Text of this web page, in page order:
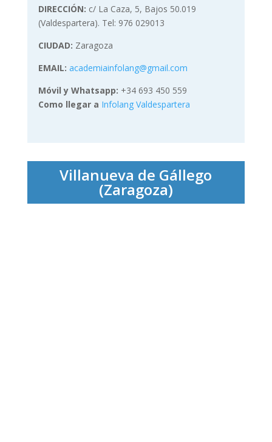
DIRECCIÓN: c/ La Caza, 5, Bajos 50.019
(Valdespartera). Tel: 976 029013
CIUDAD: Zaragoza
EMAIL: academiainfolang@gmail.com
Móvil y Whatsapp: +34 693 450 559
Como llegar a Infolang Valdespartera
Villanueva de Gállego
(Zaragoza)